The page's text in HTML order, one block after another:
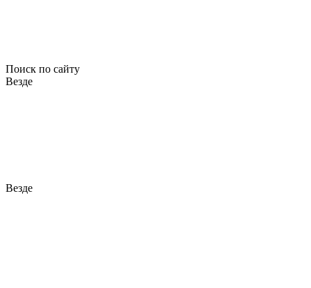
Поиск по сайту
Везде
Везде